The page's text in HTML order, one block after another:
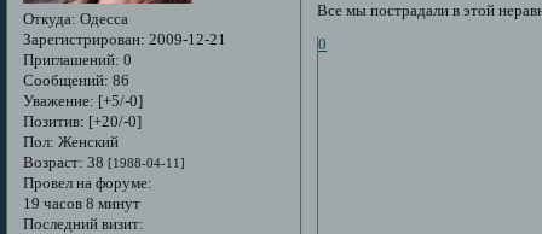
Откуда: Одесса
Зарегистрирован: 2009-12-21
Приглашений: 0
Сообщений: 86
Уважение: [+5/-0]
Позитив: [+20/-0]
Пол: Женский
Возраст: 38 [1988-04-11]
Провел на форуме:
19 часов 8 минут
Последний визит:
Все мы пострадали в этой
0